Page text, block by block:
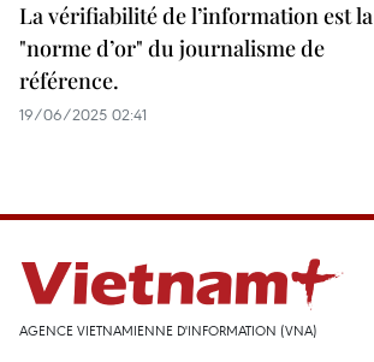
La vérifiabilité de l’information est la
"norme d’or" du journalisme de
référence.
19/06/2025 02:41
AGENCE VIETNAMIENNE D'INFORMATION (VNA)